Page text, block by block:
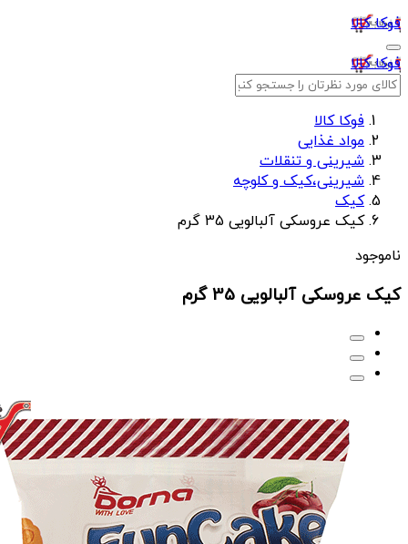
فوکا کالا
فوکا کالا
فوکا کالا
مواد غذایی
شیرینی و تنقلات
شیرینی،کیک و کلوچه
کیک
کیک عروسکی آلبالویی 35 گرم
ناموجود
کیک عروسکی آلبالویی 35 گرم